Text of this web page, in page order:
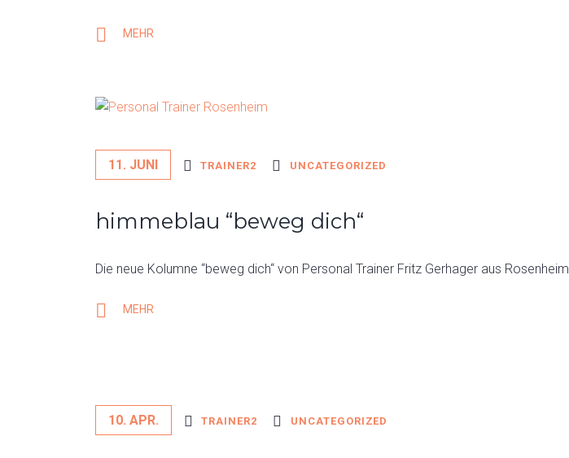
MEHR
11. JUNI TRAINER2 UNCATEGORIZED
himmeblau “beweg dich“
Die neue Kolumne “beweg dich“ von Personal Trainer Fritz Gerhager aus Rosenheim
MEHR
10. APR. TRAINER2 UNCATEGORIZED